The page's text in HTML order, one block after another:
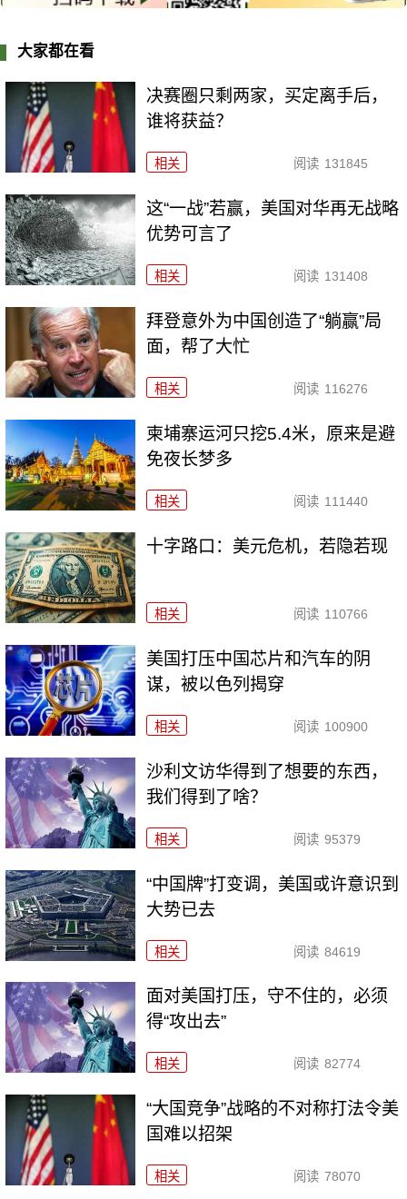
大家都在看
决赛圈只剩两家，买定离手后，
谁将获益？
相关 阅读 131845
这“一战”若赢，美国对华再无战略
优势可言了
相关 阅读 131408
拜登意外为中国创造了“躺赢”局
面，帮了大忙
相关 阅读 116276
柬埔寨运河只挖5.4米，原来是避
免夜长梦多
相关 阅读 111440
十字路口：美元危机，若隐若现
相关 阅读 110766
美国打压中国芯片和汽车的阴
谋，被以色列揭穿
相关 阅读 100900
沙利文访华得到了想要的东西，
我们得到了啥？
相关 阅读 95379
“中国牌”打变调，美国或许意识到
大势已去
相关 阅读 84619
面对美国打压，守不住的，必须
得“攻出去”
相关 阅读 82774
“大国竞争”战略的不对称打法令美
国难以招架
相关 阅读 78070